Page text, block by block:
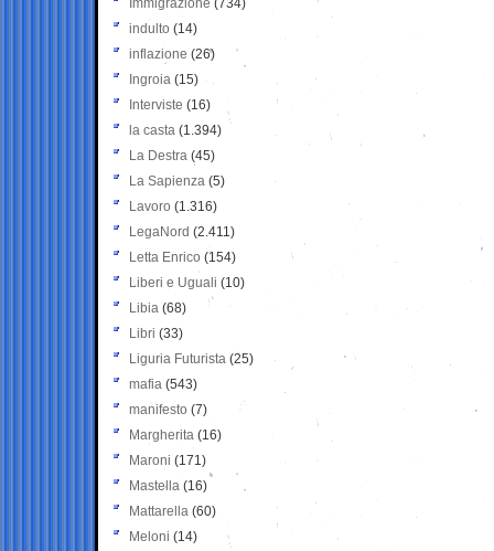
Immigrazione (734)
indulto (14)
inflazione (26)
Ingroia (15)
Interviste (16)
la casta (1.394)
La Destra (45)
La Sapienza (5)
Lavoro (1.316)
LegaNord (2.411)
Letta Enrico (154)
Liberi e Uguali (10)
Libia (68)
Libri (33)
Liguria Futurista (25)
mafia (543)
manifesto (7)
Margherita (16)
Maroni (171)
Mastella (16)
Mattarella (60)
Meloni (14)